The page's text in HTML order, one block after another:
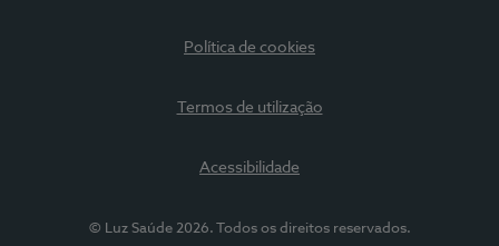
Política de cookies
Termos de utilização
Acessibilidade
© Luz Saúde 2026. Todos os direitos reservados.